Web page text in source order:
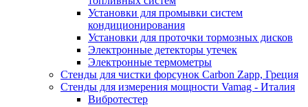
Установки для промывки систем
кондиционирования
Установки для проточки тормозных дисков
Электронные детекторы утечек
Электронные термометры
Стенды для чистки форсунок Carbon Zapp, Греция
Стенды для измерения мощности Vamag - Италия
Вибротестер